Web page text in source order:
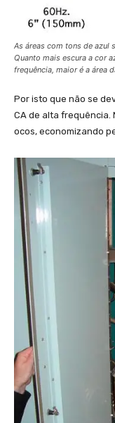
As áreas com tons de azul
Quanto mais escura a cor
frequência, maior é a área
Por isto que não se
CA de alta frequência.
ocos, economizando